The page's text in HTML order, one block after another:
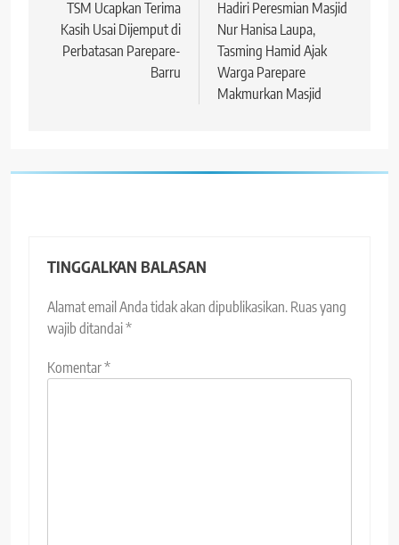
posTSM Ucapkan Terima
Kasih Usai Dijemput di
Perbatasan Parepare-
Barru
Hadiri Peresmian Masjid
Nur Hanisa Laupa,
Tasming Hamid Ajak
Warga Parepare
Makmurkan Masjid
TINGGALKAN BALASAN
Alamat email Anda tidak akan dipublikasikan. Ruas yang
wajib ditandai*
Komentar*